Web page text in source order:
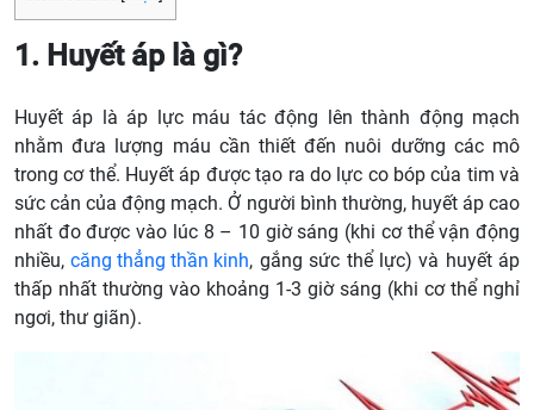
1. Huyết áp là gì?
Huyết áp là áp lực máu tác động lên thành động mạch
nhằm đưa lượng máu cần thiết đến nuôi dưỡng các mô
trong cơ thể. Huyết áp được tạo ra do lực co bóp của tim và
sức cản của động mạch. Ở người bình thường, huyết áp cao
nhất đo được vào lúc 8 – 10 giờ sáng (khi cơ thể vận động
nhiều,căng thẳng thần kinh, gắng sức thể lực) và huyết áp
thấp nhất thường vào khoảng 1-3 giờ sáng (khi cơ thể nghỉ
ngơi, thư giãn).